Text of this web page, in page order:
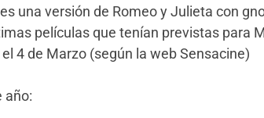
una versión de Romeo y Julieta con
películas que tenían previstas para
4 de Marzo (según la web Sensacine)
año: